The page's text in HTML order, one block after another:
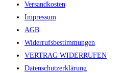
Versandkosten
Impressum
AGB
Widerrufsbestimmungen
VERTRAG WIDERRUFEN
Datenschutzerklärung